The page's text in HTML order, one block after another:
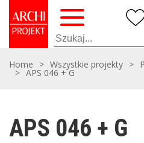
Home > Wszystkie projekty >
> APS 046 + G
APS 046 + G